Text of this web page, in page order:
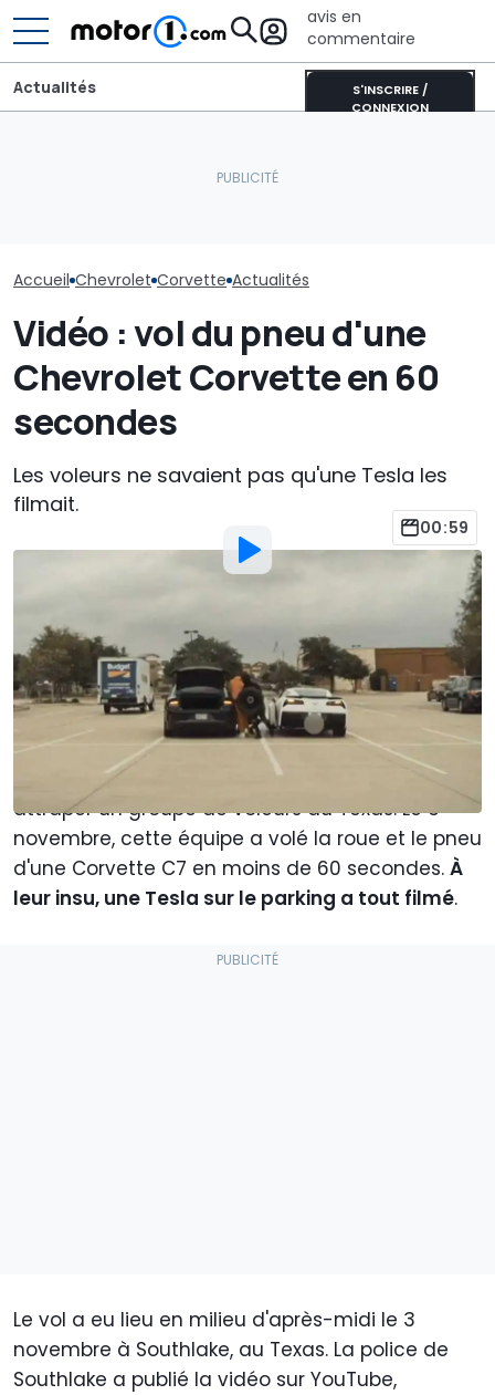
avis en
commentaire
S'INSCRIRE /
CONNEXION
Actualités
Accueil Chevrolet Corvette Actualités
Vidéo : vol du pneu d'une
Chevrolet Corvette en 60
secondes
Les voleurs ne savaient pas qu'une Tesla les
filmait.
00:59
Khalil Bouguerra
19:00
Ajouter Motor1.com en tant que
source préférée sur Google
Les caméras sont partout de nos jours. Espérons
que cet œil toujours attentif puisse aider à
attraper un groupe de voleurs au Texas. Le 3
novembre, cette équipe a volé la roue et le pneu
d'une Corvette C7 en moins de 60 secondes. À
leur insu, une Tesla sur le parking a tout filmé.
Le vol a eu lieu en milieu d'après-midi le 3
novembre à Southlake, au Texas. La police de
Southlake a publié la vidéo sur YouTube,